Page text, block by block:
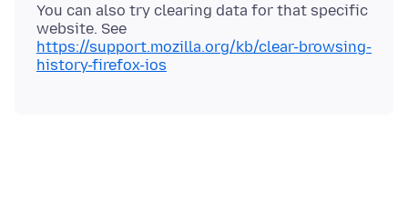
You can also try clearing data for that specific
website. See
https://support.mozilla.org/kb/clear-browsing-
history-firefox-ios